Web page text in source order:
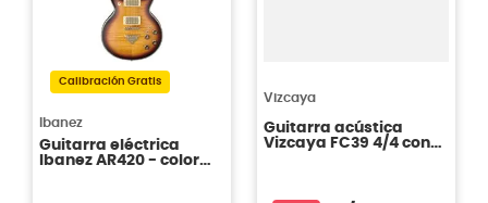
Calibración Gratis
Ibanez
Guitarra eléctrica
Ibanez AR420 - color
Vizcaya
Guitarra acústica
Vizcaya FC39 4/4 con